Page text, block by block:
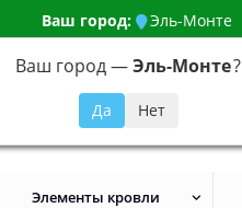
Ваш город: Эль-Монте
Ваш город —Эль-Монте?
648-92-94
Элементы кровли